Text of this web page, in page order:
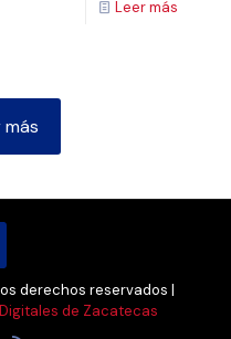
Leer más
más
derechos reservados |
de Zacatecas